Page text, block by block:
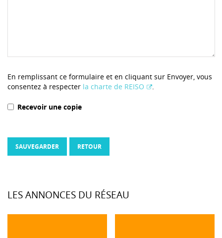
En remplissant ce formulaire et en cliquant sur Envoyer, vous
consentez à respecter la charte de REISO .
Recevoir une copie
SAUVEGARDER RETOUR
LES ANNONCES DU RÉSEAU